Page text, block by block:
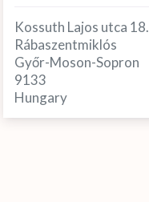
Kossuth Lajos utca 18.
Rábaszentmiklós
Győr-Moson-Sopron
9133
Hungary